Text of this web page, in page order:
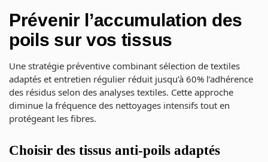
Prévenir l’accumulation des
poils sur vos tissus
Une stratégie préventive combinant sélection de textiles
adaptés et entretien régulier réduit jusqu’à 60% l’adhérence
des résidus selon des analyses textiles. Cette approche
diminue la fréquence des nettoyages intensifs tout en
protégeant les fibres.
Choisir des tissus anti-poils adaptés